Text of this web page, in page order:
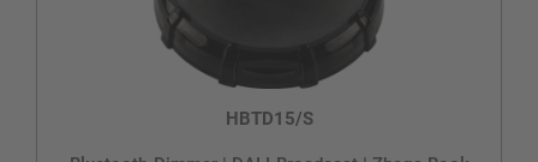
HBTD15/S